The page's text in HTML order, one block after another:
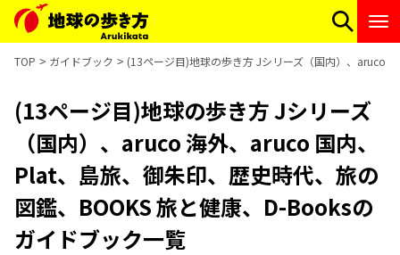
TOP ガイドブック (13ページ目)地球の歩き方 Jシリーズ（国内）、aruco
(13ページ目)地球の歩き方 Jシリーズ
（国内）、aruco 海外、aruco 国内、
Plat、島旅、御朱印、歴史時代、旅の
図鑑、BOOKS 旅と健康、D-Booksの
ガイドブック一覧